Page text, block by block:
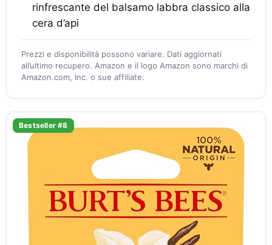
rinfrescante del balsamo labbra classico alla
cera d’api
Prezzi e disponibilità possono variare. Dati aggiornati
all’ultimo recupero. Amazon e il logo Amazon sono marchi di
Amazon.com, Inc. o sue affiliate.
Bestseller #8